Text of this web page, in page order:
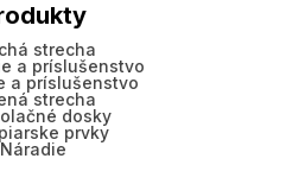
strecha
a príslušenstvo
a príslušenstvo
strecha
dosky
prvky
Náradie